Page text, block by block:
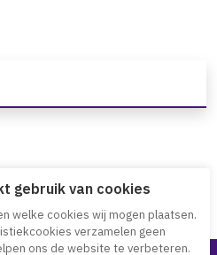
gebruik van cookies
welke cookies wij mogen plaatsen.
verzamelen geen
ons de website te verbeteren.